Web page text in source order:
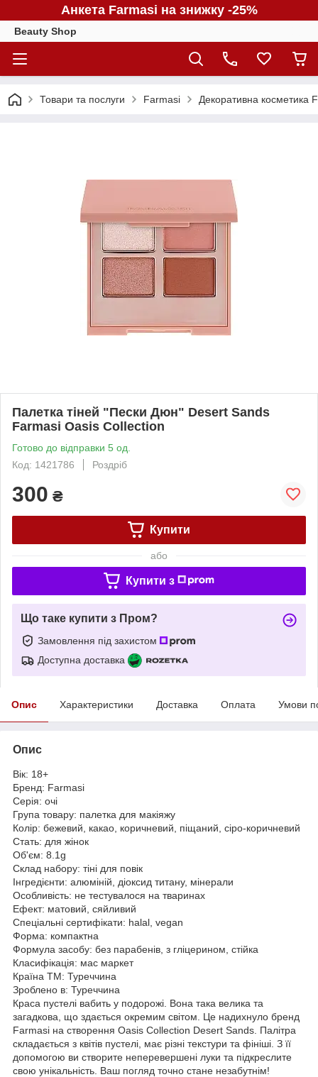
Анкета Farmasi на знижку -25%
Beauty Shop
Товари та послуги Farmasi Декоративна косметика
Палетка тіней "Пески Дюн" Desert Sands
Farmasi Oasis Collection
Готово до відправки 5 од.
Код: 1421786
Роздріб
300 ₴
Купити
або
Купити з
Що таке купити з Пром?
Замовлення під захистом
Доступна доставка
Опис Характеристики Доставка Оплата Умови
Опис
Вік: 18+
Бренд: Farmasi
Серія: очі
Група товару: палетка для макіяжу
Колір: бежевий, какао, коричневий, піщаний, сіро-коричневий
Стать: для жінок
Об'єм: 8.1g
Склад набору: тіні для повік
Інгредієнти: алюміній, діоксид титану, мінерали
Особливість: не тестувалося на тваринах
Ефект: матовий, сяйливий
Спеціальні сертифікати: halal, vegan
Форма: компактна
Формула засобу: без парабенів, з гліцерином, стійка
Класифікація: мас маркет
Країна ТМ: Туреччина
Зроблено в: Туреччина
Краса пустелі вабить у подорожі. Вона така велика та
загадкова, що здається окремим світом. Це надихнуло бренд
Farmasi на створення Oasis Collection Desert Sands. Палітра
складається з квітів пустелі, має різні текстури та фініші. З її
допомогою ви створите неперевершені луки та підкреслите
свою унікальність. Ваш погляд точно стане незабутнім!